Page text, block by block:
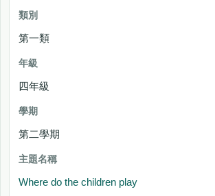
第一類
四年級
第二學期
Where do the children play